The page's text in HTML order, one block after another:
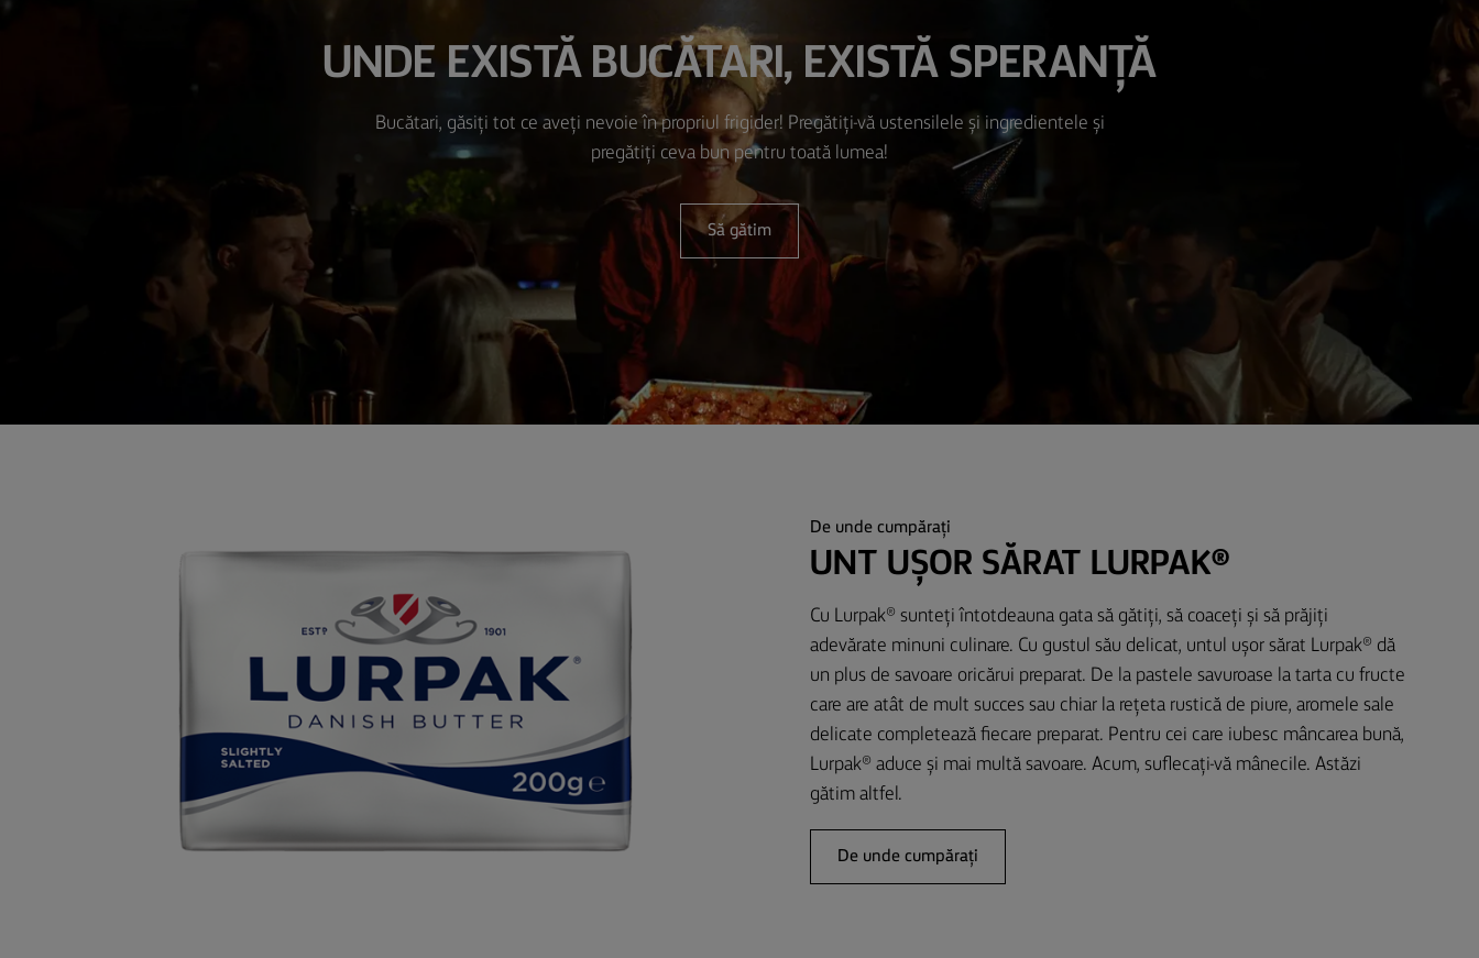
UNDE EXISTĂ BUCĂTARI, EXISTĂ SPERANȚĂ
Bucătari, găsiți tot ce aveți nevoie în propriul frigider! Pregătiți-vă ustensilele și ingredientele și
pregătiți ceva bun pentru toată lumea!
Să gătim
De unde cumpărați
UNT UȘOR SĂRAT LURPAK®
Cu Lurpak® sunteți întotdeauna gata să gătiți, să coaceți și să prăjiți
adevărate minuni culinare. Cu gustul său delicat, untul ușor sărat Lurpak® dă
un plus de savoare oricărui preparat. De la pastele savuroase la tarta cu fructe
care are atât de mult succes sau chiar la rețeta rustică de piure, aromele sale
delicate completează fiecare preparat. Pentru cei care iubesc mâncarea bună,
Lurpak® aduce și mai multă savoare. Acum, suflecați-vă mânecile. Astăzi
gătim altfel.
De unde cumpărați